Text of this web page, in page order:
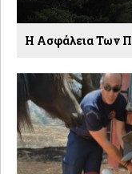
Η Ασφάλεια Των